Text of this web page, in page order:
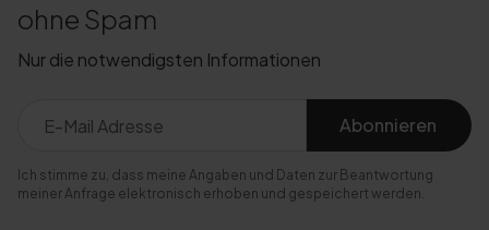
ohne Spam
Nur die notwendigsten Informationen
Abonnieren
Ich stimme zu, dass meine Angaben und Daten zur Beantwortung
meiner Anfrage elektronisch erhoben und gespeichert werden.